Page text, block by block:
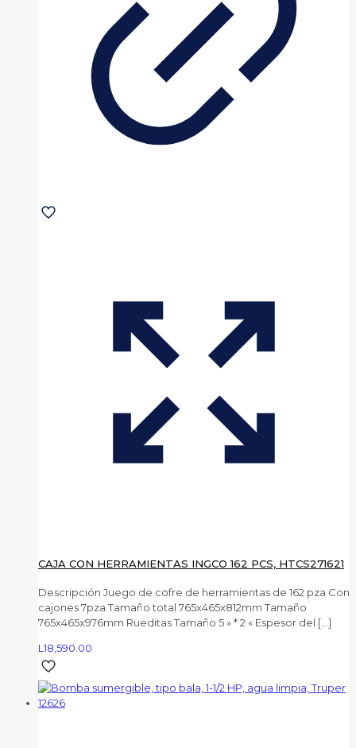
CAJA CON HERRAMIENTAS INGCO 162 PCS, HTCS271621
Descripción Juego de cofre de herramientas de 162 pza Con
cajones 7pza Tamaño total 765x465x812mm Tamaño
765x465x976mm Rueditas Tamaño 5 » * 2 « Espesor del […]
L 18,590.00